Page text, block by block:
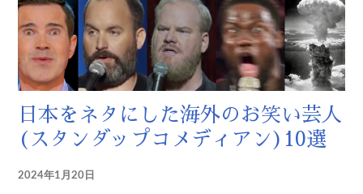
日本をネタにした海外のお笑い芸人
(スタンダップコメディアン)10選
2024年1月20日